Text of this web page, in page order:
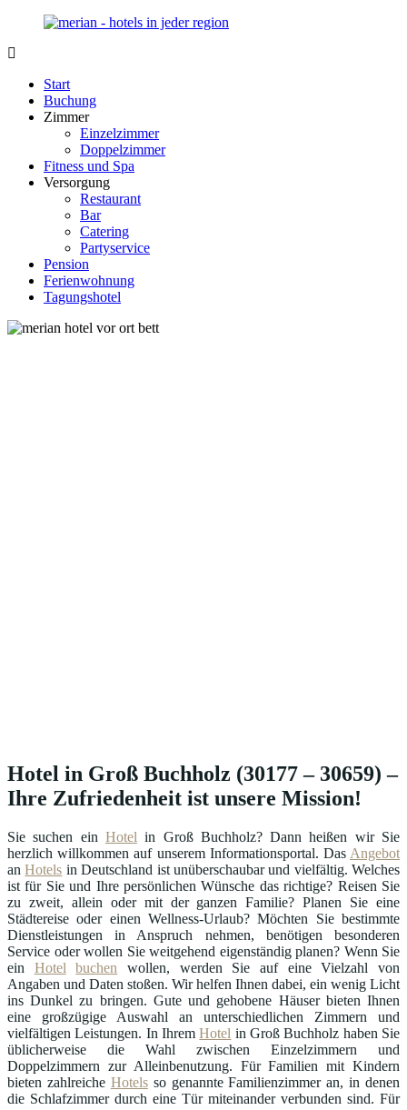
Zurück
Inhalt
Hotel.de
Portal
Hotels,
Unterkunft
Reisen
Deutschland
Start
Buchung
Zimmer
Einzelzimmer
Doppelzimmer
Fitness und Spa
Versorgung
Restaurant
Bar
Catering
Partyservice
Pension
Ferienwohnung
Tagungshotel
Hotel in Groß Buchholz (30177 – 30659) –
Ihre Zufriedenheit ist unsere Mission!
Sie suchen ein Hotel in Groß Buchholz? Dann heißen wir Sie
herzlich willkommen auf unserem Informationsportal. Das Angebot
anHotels in Deutschland ist unüberschaubar und vielfältig. Welches
ist für Sie und Ihre persönlichen Wünsche das richtige? Reisen Sie
zu zweit, allein oder mit der ganzen Familie? Planen Sie eine
Städtereise oder einen Wellness-Urlaub? Möchten Sie bestimmte
Dienstleistungen in Anspruch nehmen, benötigen besonderen
Service oder wollen Sie weitgehend eigenständig planen? Wenn Sie
ein Hotel buchen wollen, werden Sie auf eine Vielzahl von
Angaben und Daten stoßen. Wir helfen Ihnen dabei, ein wenig Licht
ins Dunkel zu bringen. Gute und gehobene Häuser bieten Ihnen
eine großzügige Auswahl an unterschiedlichen Zimmern und
vielfältigen Leistungen. In IhremHotel in Groß Buchholz haben Sie
üblicherweise die Wahl zwischen Einzelzimmern und
Doppelzimmern zur Alleinbenutzung. Für Familien mit Kindern
bieten zahlreiche Hotelsso genannte Familienzimmer an, in denen
die Schlafzimmer durch eine Tür miteinander verbunden sind. Für